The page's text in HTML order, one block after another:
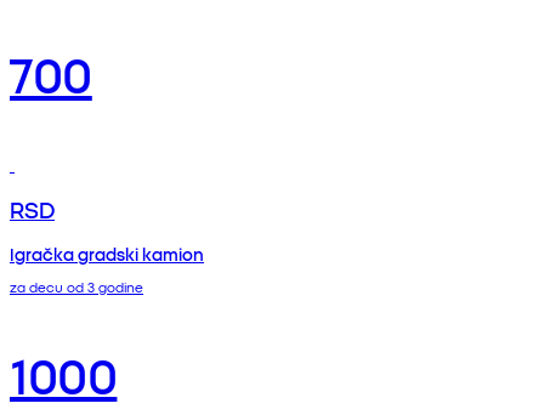
700
RSD
Igračka gradski kamion
za decu od 3 godine
1000